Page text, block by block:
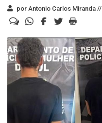
por Antonio Carlos Miranda //